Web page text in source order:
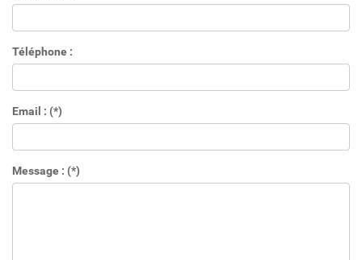
Téléphone :
Email : (*)
Message : (*)